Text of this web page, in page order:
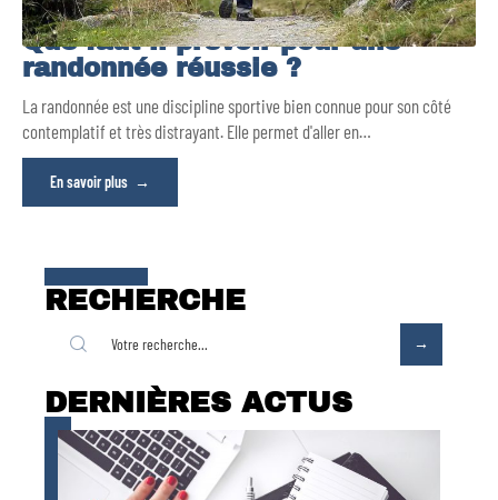
Que faut-il prévoir pour une
randonnée réussie ?
La randonnée est une discipline sportive bien connue pour son côté
contemplatif et très distrayant. Elle permet d'aller en…
En savoir plus
RECHERCHE
DERNIÈRES ACTUS